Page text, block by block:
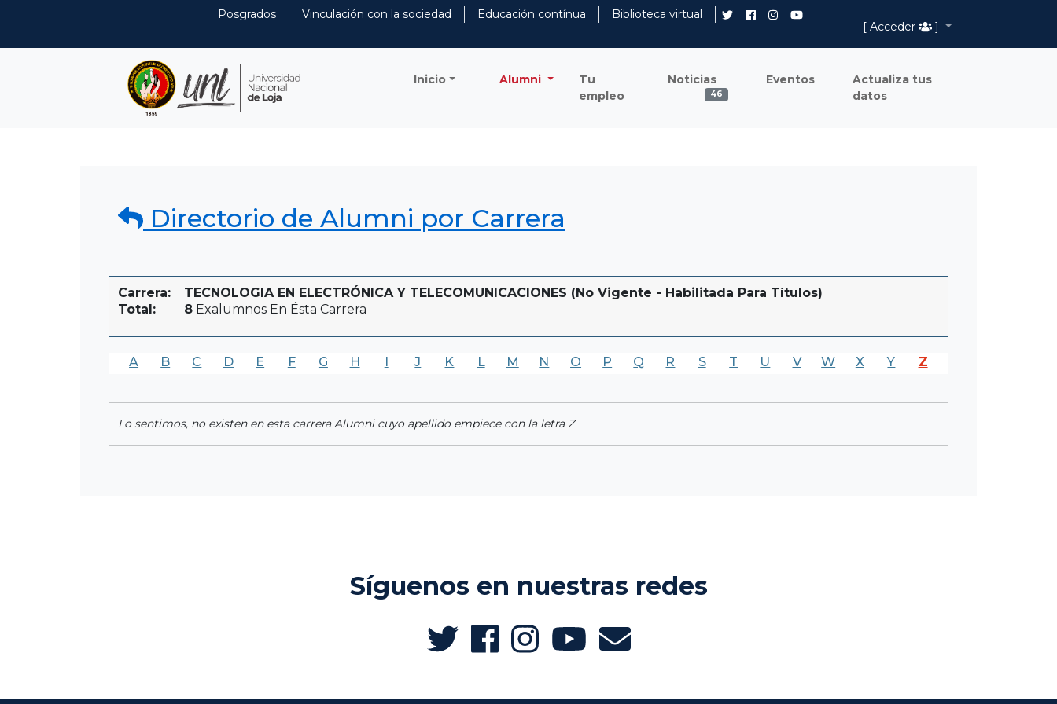
Posgrados Vinculación con la sociedad Educación contínua
Biblioteca virtual
[ Acceder
]
Inicio Alumni
Tu
empleo
Noticias
46
Eventos
Actualiza tus
datos
Directorio de Alumni por Carrera
Carrera:
TECNOLOGIA EN ELECTRÓNICA Y TELECOMUNICACIONES (No Vigente - Habilitada Para Títulos)
Total:
8 Exalumnos En Ésta Carrera
A B C D E F G H I J K L M N O P Q R S T U V W X Y Z
Lo sentimos, no existen en esta carrera Alumni cuyo apellido empiece con la letra Z
Síguenos en nuestras redes